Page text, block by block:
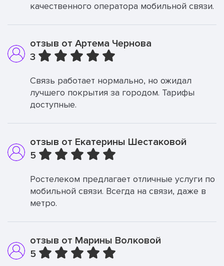
качественного оператора мобильной связи.
отзыв от Артема Чернова
3
Связь работает нормально, но ожидал
лучшего покрытия за городом. Тарифы
доступные.
отзыв от Екатерины Шестаковой
5
Ростелеком предлагает отличные услуги по
мобильной связи. Всегда на связи, даже в
метро.
отзыв от Марины Волковой
5